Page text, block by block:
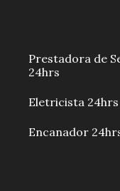
Prestadora de
24hrs
Eletricista 24hrs
Encanador